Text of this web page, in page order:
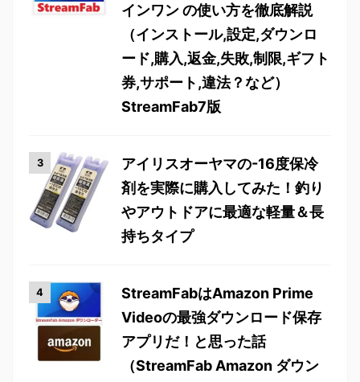
インワン の使い方を徹底解説
（インストール,設定,ダウンロ
ード,購入,返金,失敗,制限,ギフト
券,サポート,違法？など）
StreamFab7版
アイリスオーヤマの-16度保冷
剤を実際に購入してみた！釣り
やアウトドアに最適な軽量＆長
持ちタイプ
StreamFabはAmazon Prime
Videoの最強ダウンロード保存
アプリだ！と思った話
（StreamFab Amazon ダウン